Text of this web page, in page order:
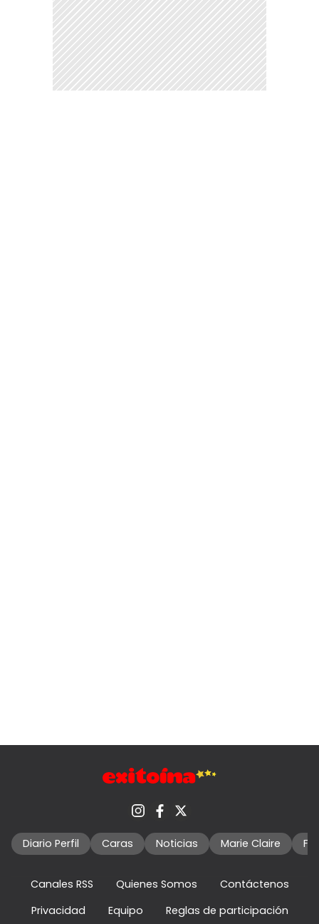
Diario Perfil Caras Noticias Marie Claire
Canales RSS Quienes Somos
Contáctenos
Privacidad
Equipo Reglas de participación